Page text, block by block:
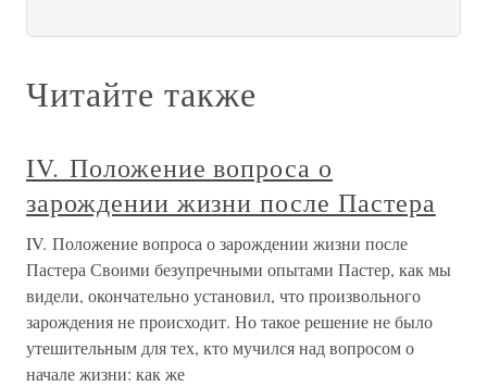
Читайте также
IV. Положение вопроса о
зарождении жизни после Пастера
IV. Положение вопроса о зарождении жизни после
Пастера Своими безупречными опытами Пастер, как мы
видели, окончательно установил, что произвольного
зарождения не происходит. Но такое решение не было
утешительным для тех, кто мучился над вопросом о
начале жизни: как же